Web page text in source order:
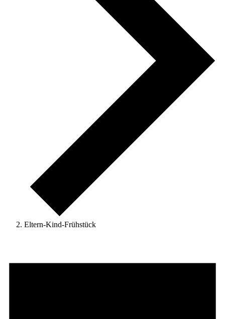
Eltern-Kind-Frühstück